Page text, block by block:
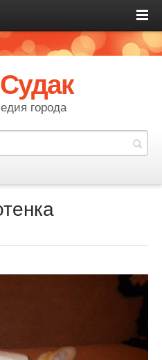
города